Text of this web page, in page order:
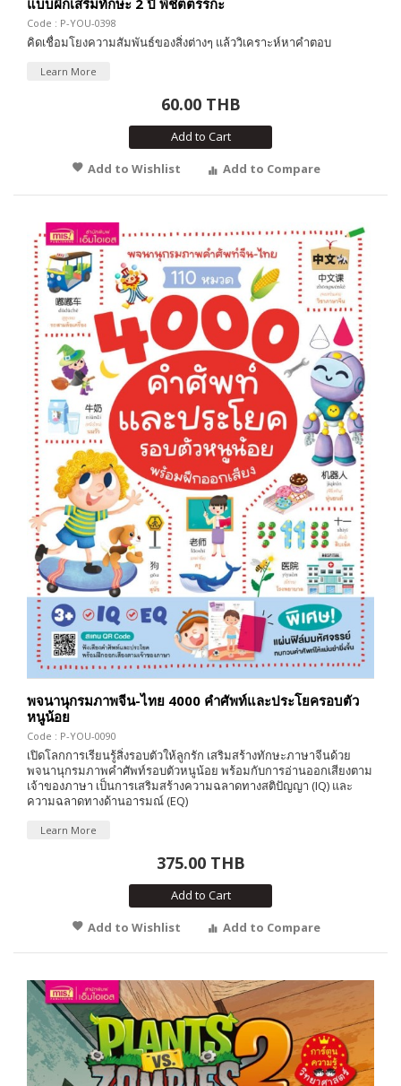
Code : P-YOU-0398
คิดเชื่อมโยงความสัมพันธ์ของสิ่งต่างๆ แล้ววิเคราะห์หาคำตอบ
Learn More
60.00 THB
Add to Cart
Add to Wishlist
Add to Compare
พจนานุกรมภาพจีน-ไทย 4000 คำศัพท์และประโยครอบตัว
หนูน้อย
Code : P-YOU-0090
เปิดโลกการเรียนรู้สิ่งรอบตัวให้ลูกรัก เสริมสร้างทักษะภาษาจีนด้วย
พจนานุกรมภาพคำศัพท์รอบตัวหนูน้อย พร้อมกับการอ่านออกเสียงตาม
เจ้าของภาษา เป็นการเสริมสร้างความฉลาดทางสติปัญญา (IQ) และ
ความฉลาดทางด้านอารมณ์ (EQ)
Learn More
375.00 THB
Add to Cart
Add to Wishlist
Add to Compare